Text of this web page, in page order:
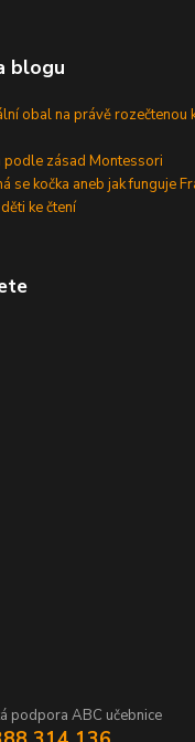
blogu
obal na právě rozečtenou
podle zásad Montessori
se kočka aneb jak funguje
ke čtení
podpora ABC učebnice